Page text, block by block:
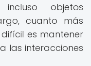
objetos
cuanto más
es mantener
las interacciones